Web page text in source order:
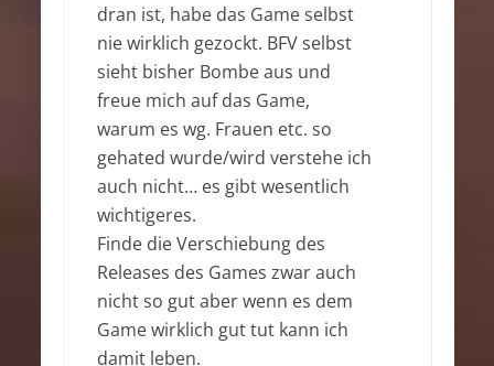
dran ist, habe das Game selbst
nie wirklich gezockt. BFV selbst
sieht bisher Bombe aus und
freue mich auf das Game,
warum es wg. Frauen etc. so
gehated wurde/wird verstehe ich
auch nicht… es gibt wesentlich
wichtigeres.
Finde die Verschiebung des
Releases des Games zwar auch
nicht so gut aber wenn es dem
Game wirklich gut tut kann ich
damit leben.